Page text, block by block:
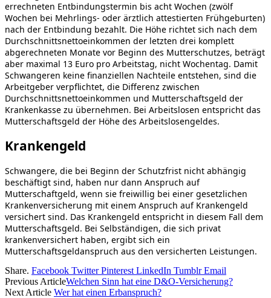
errechneten Entbindungstermin bis acht Wochen (zwölf
Wochen bei Mehrlings- oder ärztlich attestierten Frühgeburten)
nach der Entbindung bezahlt. Die Höhe richtet sich nach dem
Durchschnittsnettoeinkommen der letzten drei komplett
abgerechneten Monate vor Beginn des Mutterschutzes, beträgt
aber maximal 13 Euro pro Arbeitstag, nicht Wochentag. Damit
Schwangeren keine finanziellen Nachteile entstehen, sind die
Arbeitgeber verpflichtet, die Differenz zwischen
Durchschnittsnettoeinkommen und Mutterschaftsgeld der
Krankenkasse zu übernehmen. Bei Arbeitslosen entspricht das
Mutterschaftsgeld der Höhe des Arbeitslosengeldes.
Krankengeld
Schwangere, die bei Beginn der Schutzfrist nicht abhängig
beschäftigt sind, haben nur dann Anspruch auf
Mutterschaftgeld, wenn sie freiwillig bei einer gesetzlichen
Krankenversicherung mit einem Anspruch auf Krankengeld
versichert sind. Das Krankengeld entspricht in diesem Fall dem
Mutterschaftsgeld. Bei Selbständigen, die sich privat
krankenversichert haben, ergibt sich ein
Mutterschaftsgeldanspruch aus den versicherten Leistungen.
Share. Facebook Twitter Pinterest LinkedIn Tumblr Email
Previous ArticleWelchen Sinn hat eine D&O-Versicherung?
Next Article Wer hat einen Erbanspruch?